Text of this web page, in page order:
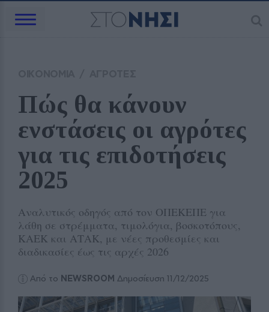
Πώς θα κάνουν
ενστάσεις οι αγρότες
για τις επιδοτήσεις
2025
Αναλυτικός οδηγός από τον ΟΠΕΚΕΠΕ για
λάθη σε στρέμματα, τιμολόγια, βοσκοτόπους,
ΚΑΕΚ και ΑΤΑΚ, με νέες προθεσμίες και
διαδικασίες έως τις αρχές 2026
Από το NEWSROOM Δημοσίευση 11/12/2025